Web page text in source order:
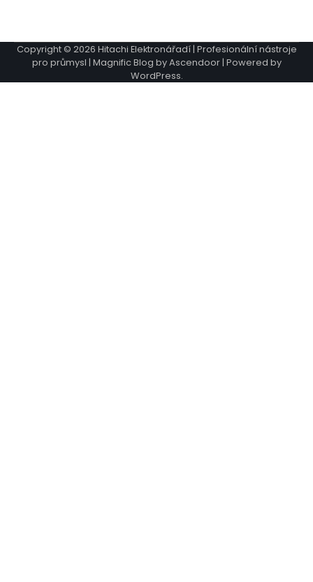
Copyright © 2026 Hitachi Elektronářadí | Profesionální nástroje
pro průmysl | Magnific Blog byAscendoor| Powered by
WordPress.